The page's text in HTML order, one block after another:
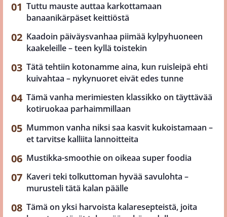
Tuttu mauste auttaa karkottamaan
banaanikärpäset keittiöstä
Kaadoin päiväysvanhaa piimää kylpyhuoneen
kaakeleille – teen kyllä toistekin
Tätä tehtiin kotonamme aina, kun ruisleipä ehti
kuivahtaa – nykynuoret eivät edes tunne
Tämä vanha merimiesten klassikko on täyttävää
kotiruokaa parhaimmillaan
Mummon vanha niksi saa kasvit kukoistamaan –
et tarvitse kalliita lannoitteita
Mustikka-smoothie on oikeaa super foodia
Kaveri teki tolkuttoman hyvää savulohta –
murusteli tätä kalan päälle
Tämä on yksi harvoista kalaresepteistä, joita